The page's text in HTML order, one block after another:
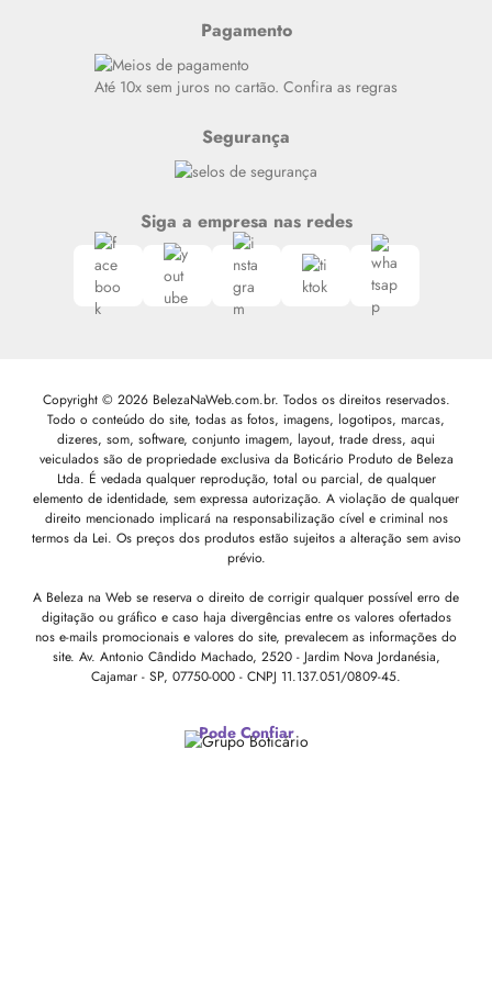
Siga nosso canal no Whatsapp
Pagamento
Até 10x sem juros no cartão. Confira as regras
Segurança
Siga a empresa nas redes
Copyright © 2026 BelezaNaWeb.com.br. Todos os direitos reservados.
Todo o conteúdo do site, todas as fotos, imagens, logotipos, marcas,
dizeres, som, software, conjunto imagem, layout, trade dress, aqui
veiculados são de propriedade exclusiva da Boticário Produto de Beleza
Ltda. É vedada qualquer reprodução, total ou parcial, de qualquer
elemento de identidade, sem expressa autorização. A violação de qualquer
direito mencionado implicará na responsabilização cível e criminal nos
termos da Lei. Os preços dos produtos estão sujeitos a alteração sem aviso
prévio.
A Beleza na Web se reserva o direito de corrigir qualquer possível erro de
digitação ou gráfico e caso haja divergências entre os valores ofertados
nos e-mails promocionais e valores do site, prevalecem as informações do
site. Av. Antonio Cândido Machado, 2520 - Jardim Nova Jordanésia,
Cajamar - SP, 07750-000 - CNPJ 11.137.051/0809-45.
Pode Confiar